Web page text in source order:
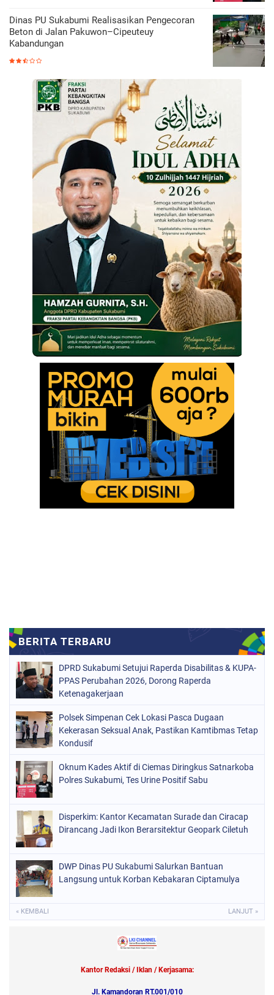
Dinas PU Sukabumi Realisasikan Pengecoran
Beton di Jalan Pakuwon–Cipeuteuy
Kabandungan
DPRD Sukabumi Setujui Raperda Disabilitas & KUPA-
PPAS Perubahan 2026, Dorong Raperda
Ketenagakerjaan
Polsek Simpenan Cek Lokasi Pasca Dugaan
Kekerasan Seksual Anak, Pastikan Kamtibmas Tetap
Kondusif
Oknum Kades Aktif di Ciemas Diringkus Satnarkoba
Polres Sukabumi, Tes Urine Positif Sabu
Disperkim: Kantor Kecamatan Surade dan Ciracap
Dirancang Jadi Ikon Berarsitektur Geopark Ciletuh
DWP Dinas PU Sukabumi Salurkan Bantuan
Langsung untuk Korban Kebakaran Ciptamulya
« KEMBALI LANJUT »
Kantor Redaksi / Iklan / Kerjasama:
Jl. Kamandoran RT.001/010